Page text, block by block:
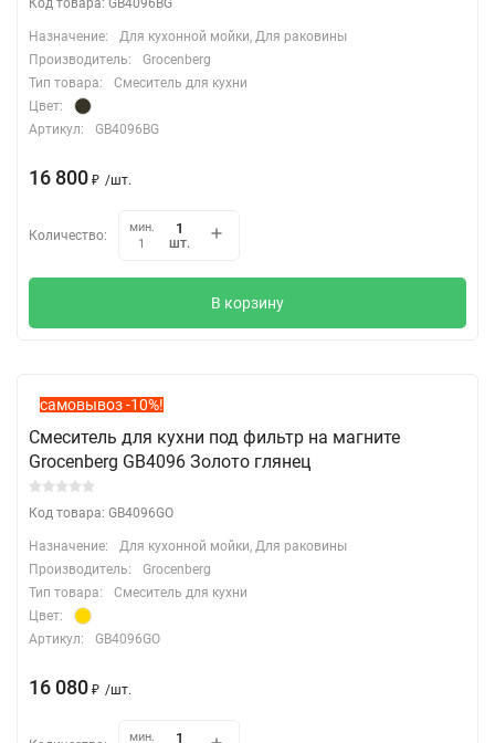
Код товара: GB4096BG
Назначение:
Для кухонной мойки, Для раковины
Производитель:
Grocenberg
Тип товара:
Смеситель для кухни
Цвет:
Артикул:
GB4096BG
16 800 ₽ /шт.
Количество:
мин.
1
шт.
В корзину
самовывоз -10%!
Смеситель для кухни под фильтр на магните
Grocenberg GB4096 Золото глянец
Код товара: GB4096GO
Назначение:
Для кухонной мойки, Для раковины
Производитель:
Grocenberg
Тип товара:
Смеситель для кухни
Цвет:
Артикул:
GB4096GO
16 080 ₽ /шт.
мин.